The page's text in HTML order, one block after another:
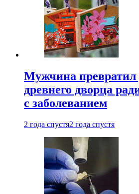
Мужчина превратил
древнего дворца
с заболеванием
2 года спустя2 года спустя